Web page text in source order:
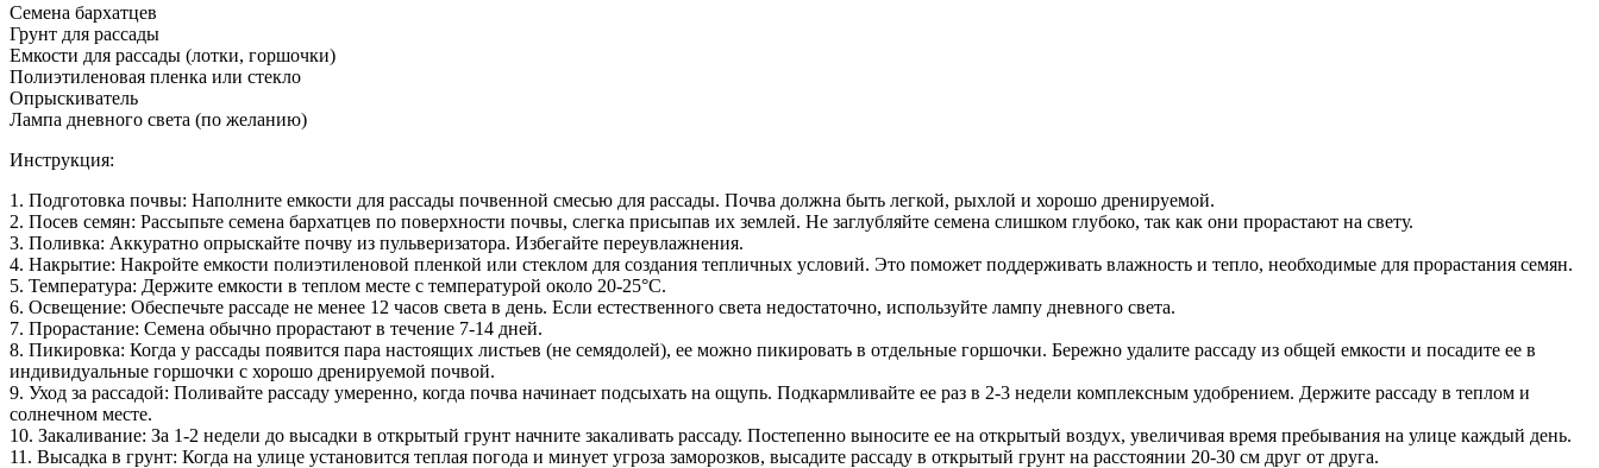
Семена бархатцев
Грунт для рассады
Емкости для рассады (лотки, горшочки)
Полиэтиленовая пленка или стекло
Опрыскиватель
Лампа дневного света (по желанию)
Инструкция:
1. Подготовка почвы: Наполните емкости для рассады почвенной смесью для рассады. Почва должна быть легкой, рыхлой и хорошо дренируемой.
2. Посев семян: Рассыпьте семена бархатцев по поверхности почвы, слегка присыпав их землей. Не заглубляйте семена слишком глубоко, так как они прорастают на свету.
3. Поливка: Аккуратно опрыскайте почву из пульверизатора. Избегайте переувлажнения.
4. Накрытие: Накройте емкости полиэтиленовой пленкой или стеклом для создания тепличных условий. Это поможет поддерживать влажность и тепло, необходимые для прорастания семян.
5. Температура: Держите емкости в теплом месте с температурой около 20-25°C.
6. Освещение: Обеспечьте рассаде не менее 12 часов света в день. Если естественного света недостаточно, используйте лампу дневного света.
7. Прорастание: Семена обычно прорастают в течение 7-14 дней.
8. Пикировка: Когда у рассады появится пара настоящих листьев (не семядолей), ее можно пикировать в отдельные горшочки. Бережно удалите рассаду из общей емкости и посадите ее в
индивидуальные горшочки с хорошо дренируемой почвой.
9. Уход за рассадой: Поливайте рассаду умеренно, когда почва начинает подсыхать на ощупь. Подкармливайте ее раз в 2-3 недели комплексным удобрением. Держите рассаду в теплом и
солнечном месте.
10. Закаливание: За 1-2 недели до высадки в открытый грунт начните закаливать рассаду. Постепенно выносите ее на открытый воздух, увеличивая время пребывания на улице каждый день.
11. Высадка в грунт: Когда на улице установится теплая погода и минует угроза заморозков, высадите рассаду в открытый грунт на расстоянии 20-30 см друг от друга.